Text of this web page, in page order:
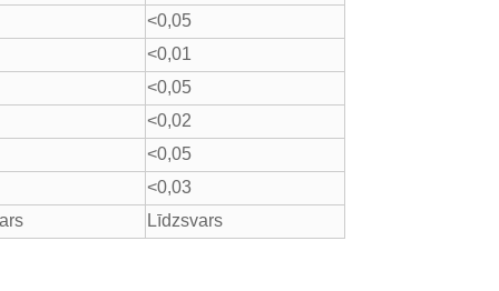
<0,05
<0,01
<0,05
<0,02
<0,05
<0,03
Līdzsvars